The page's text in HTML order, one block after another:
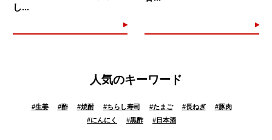
し...
人気のキーワード
#生姜 #酢 #焼酎 #ちらし寿司 #たまご #長ねぎ #豚肉
#にんにく #黒酢 # 日本酒